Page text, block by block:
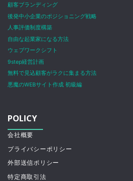
顧客ブランディング
後発中小企業のポジショニング戦略
人事評価制度構築
自由な起業家になる方法
ウェブワークシフト
9step経営計画
無料で見込顧客がラクに集まる方法
悪魔のWEBサイト作成 初級編
POLICY
会社概要
プライバシーポリシー
外部送信ポリシー
特定商取引法